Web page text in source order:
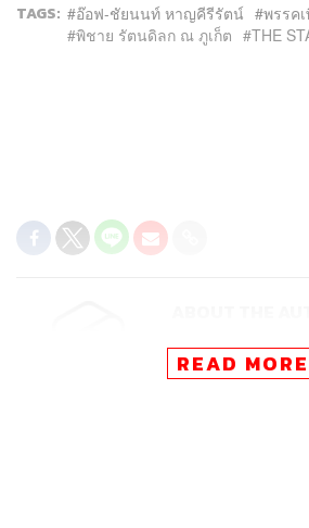
TAGS: อ๊อฟ-ชัยนนท์ หาญคีรีรัตน์
พรรค
พิชาย รัตนดิลก ณ ภูเก็ต
THE
THE STANDARD
กองบรรณาธิการ
READ MORE